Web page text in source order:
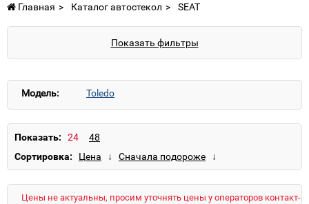
Главная Каталог автостекол SEAT
Показать фильтры
Модель: Toledo
Показать:
Сортировка:
Цены не актуальны, просим уточнять цены у операторов контакт-